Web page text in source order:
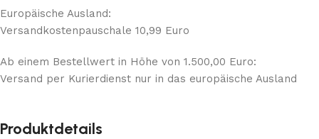
Europäische Ausland:
Versandkostenpauschale 10,99 Euro
Ab einem Bestellwert in Höhe von 1.500,00 Euro:
Versand per Kurierdienst nur in das europäische Ausland
Produktdetails